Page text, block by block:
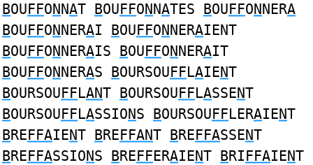
BOUFFONNAT BOUFFONNATES BOUFFONNERA
BOUFFONNERAI BOUFFONNERAIENT
BOUFFONNERAIS BOUFFONNERAIT
BOUFFONNERAS BOURSOUFFLAIENT
BOURSOUFFLANT BOURSOUFFLASSENT
BOURSOUFFLASSIONS BOURSOUFFLERAIENT
BREFFAIENT BREFFANT BREFFASSENT
BREFFASSIONS BREFFERAIENT BRIFFAIENT